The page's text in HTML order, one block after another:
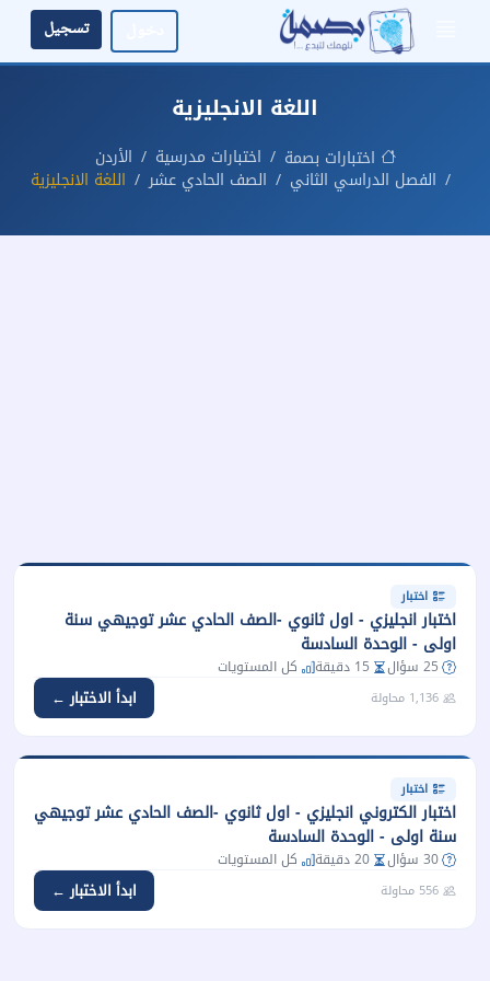
تسجيل
اللغة الانجليزية
اختبارات بصمة اختبارات مدرسية
الأردن
الفصل الدراسي الثاني
الصف الحادي عشر اللغة الانجليزية
اختبار
اختبار انجليزي - اول ثانوي -الصف الحادي عشر توجيهي سنة
اولى - الوحدة السادسة
25 سؤال 15 دقيقة كل المستويات
1,136 محاولة ابدأ الاختبار ←
اختبار
اختبار الكتروني انجليزي - اول ثانوي -الصف الحادي عشر توجيهي
سنة اولى - الوحدة السادسة
30 سؤال 20 دقيقة كل المستويات
556 محاولة ابدأ الاختبار ←